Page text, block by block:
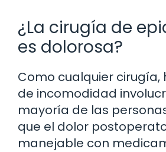
¿La cirugía de
es dolorosa?
Como cualquier cirugía,
de incomodidad
mayoría de las
que el dolor
manejable con